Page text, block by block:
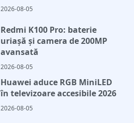
2026-08-05
Redmi K100 Pro: baterie
uriașă și camera de 200MP
avansată
2026-08-05
Huawei aduce RGB MiniLED
în televizoare accesibile 2026
2026-08-05